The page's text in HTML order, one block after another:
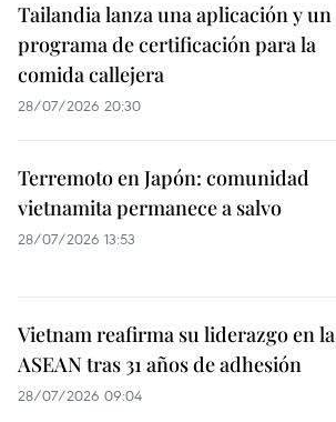
Tailandia lanza una aplicación y un
programa de certificación para la
comida callejera
28/07/2026 20:30
Terremoto en Japón: comunidad
vietnamita permanece a salvo
28/07/2026 13:53
Vietnam reafirma su liderazgo en la
ASEAN tras 31 años de adhesión
28/07/2026 09:04